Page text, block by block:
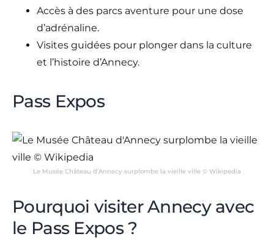
Accès à des parcs aventure pour une dose
d’adrénaline.
Visites guidées pour plonger dans la culture
et l’histoire d’Annecy.
Pass Expos
Le Musée Château d’Annecy surplombe la vieille ville © Wikipedia
Pourquoi visiter Annecy avec
le Pass Expos ?